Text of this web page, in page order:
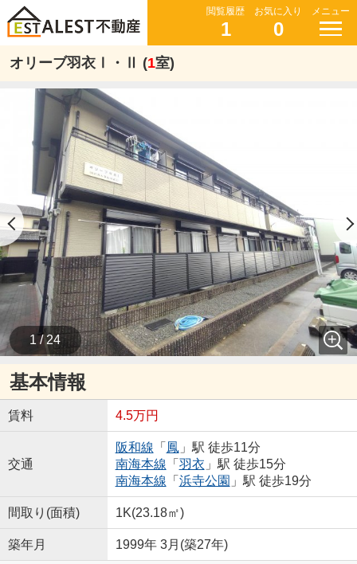
閲覧履歴
1
お気に入り
0
メニュー
オリーブ羽衣Ⅰ・Ⅱ (1室)
1 / 24
基本情報
賃料 4.5万円
交通
阪和線 「 鳳」駅 徒歩11分
南海本線 「 羽衣 」駅 徒歩15分
南海本線 「 浜寺公園 」駅 徒歩19分
間取り(面積) 1K(23.18㎡)
築年月 1999年 3月(築27年)